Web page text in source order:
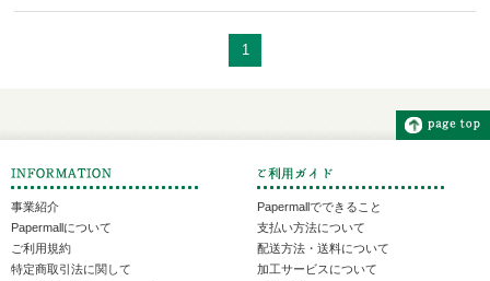
1
事業紹介
Papermallについて
ご利用規約
特定商取引法に関して
Papermallでできること
支払い方法について
配送方法・送料について
加工サービスについて